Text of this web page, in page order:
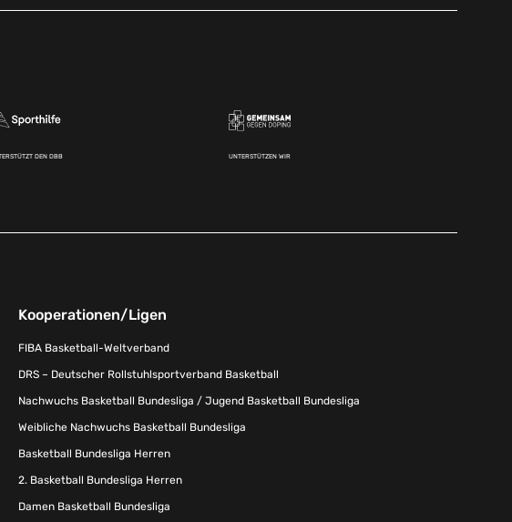
DEN DBB UNTERSTÜTZEN WIR
Kooperationen/Ligen
FIBA Basketball-Weltverband
DRS – Deutscher Rollstuhlsportverband Basketball
Nachwuchs Basketball Bundesliga / Jugend Basketball Bundesliga
Weibliche Nachwuchs Basketball Bundesliga
Basketball Bundesliga Herren
2. Basketball Bundesliga Herren
Damen Basketball Bundesliga